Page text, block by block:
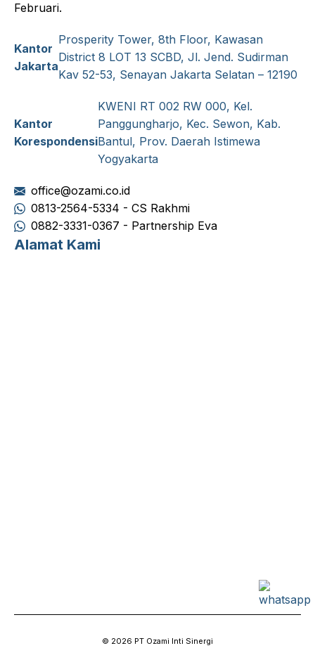
Februari.
Kantor
Jakarta
Prosperity Tower, 8th Floor, Kawasan
District 8 LOT 13 SCBD, Jl. Jend. Sudirman
Kav 52-53, Senayan Jakarta Selatan – 12190
Kantor
Korespondensi
KWENI RT 002 RW 000, Kel.
Panggungharjo, Kec. Sewon, Kab.
Bantul, Prov. Daerah Istimewa
Yogyakarta
office@ozami.co.id
0813-2564-5334 - CS Rakhmi
0882-3331-0367 - Partnership Eva
Alamat Kami
© 2026 PT Ozami Inti Sinergi